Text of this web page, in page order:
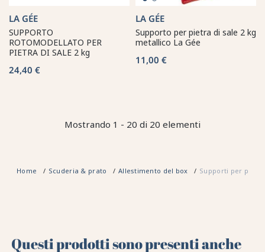
LA GÉE
SUPPORTO
ROTOMODELLATO PER
PIETRA DI SALE 2 kg
24,40 €
LA GÉE
Supporto per pietra di sale 2 kg
metallico La Gée
11,00 €
Mostrando 1 - 20 di 20 elementi
Home Scuderia & prato Allestimento del box Supporti per
Questi prodotti sono presenti anche